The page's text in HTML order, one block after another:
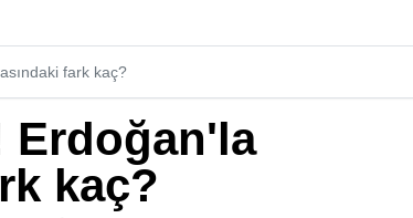
fark kaç?
Erdoğan'la
kaç?